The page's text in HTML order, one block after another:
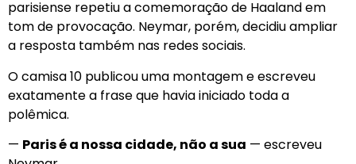
parisiense repetiu a comemoração de Haaland em
tom de provocação. Neymar, porém, decidiu ampliar
a resposta também nas redes sociais.
O camisa 10 publicou uma montagem e escreveu
exatamente a frase que havia iniciado toda a
polêmica.
— Paris é a nossa cidade, não a sua — escreveu